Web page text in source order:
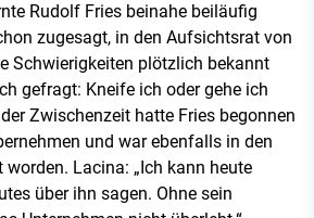
Rudolf Fries beinahe beiläufig
zugesagt, in den Aufsichtsrat von
Schwierigkeiten plötzlich bekannt
gefragt: Kneife ich oder gehe ich
Zwischenzeit hatte Fries begonnen
und war ebenfalls in den
Lacina: „Ich kann heute
über ihn sagen. Ohne sein